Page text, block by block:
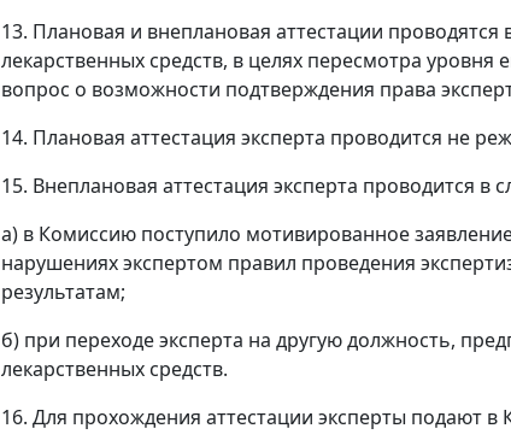
13. Плановая и внеплановая аттестации
лекарственных средств, в целях пересмотра
вопрос о возможности подтверждения права
14. Плановая аттестация эксперта проводится не
15. Внеплановая аттестация эксперта проводится в
а) в Комиссию поступило мотивированное
нарушениях экспертом правил проведения
результатам;
б) при переходе эксперта на другую должность,
лекарственных средств.
16. Для прохождения аттестации эксперты подают